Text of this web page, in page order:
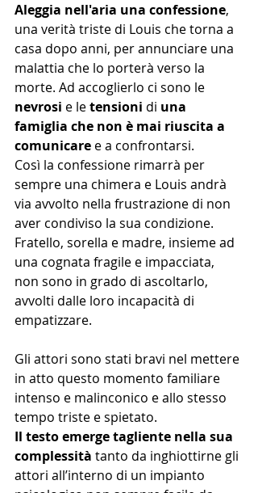
Aleggia nell'aria una confessione,
una verità triste di Louis che torna a
casa dopo anni, per annunciare una
malattia che lo porterà verso la
morte. Ad accoglierlo ci sono le
nevrosi e le tensioni di una
famiglia che non è mai riuscita a
comunicare e a confrontarsi.
Così la confessione rimarrà per
sempre una chimera e Louis andrà
via avvolto nella frustrazione di non
aver condiviso la sua condizione.
Fratello, sorella e madre, insieme ad
una cognata fragile e impacciata,
non sono in grado di ascoltarlo,
avvolti dalle loro incapacità di
empatizzare.
Gli attori sono stati bravi nel mettere
in atto questo momento familiare
intenso e malinconico e allo stesso
tempo triste e spietato.
Il testo emerge tagliente nella sua
complessità tanto da inghiottirne gli
attori all’interno di un impianto